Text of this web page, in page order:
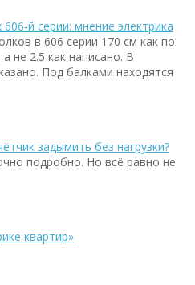
серии: мнение электрика
в 606 серии 170 см как по
не 2.5 как написано. В
Под балками находятся
задымить без нагрузки?
подробно. Но всё равно не
квартир»